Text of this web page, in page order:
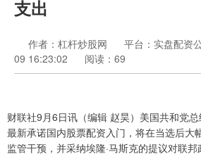
支出
作者：杠杆炒股网 平台：实盘配资
09 16:23:02
阅读：69
财联社9月6日讯（编辑 赵昊）美国共和党
最新承诺国内股票配资入门，将在当选后大
监管干预，并采纳埃隆·马斯克的提议对联邦